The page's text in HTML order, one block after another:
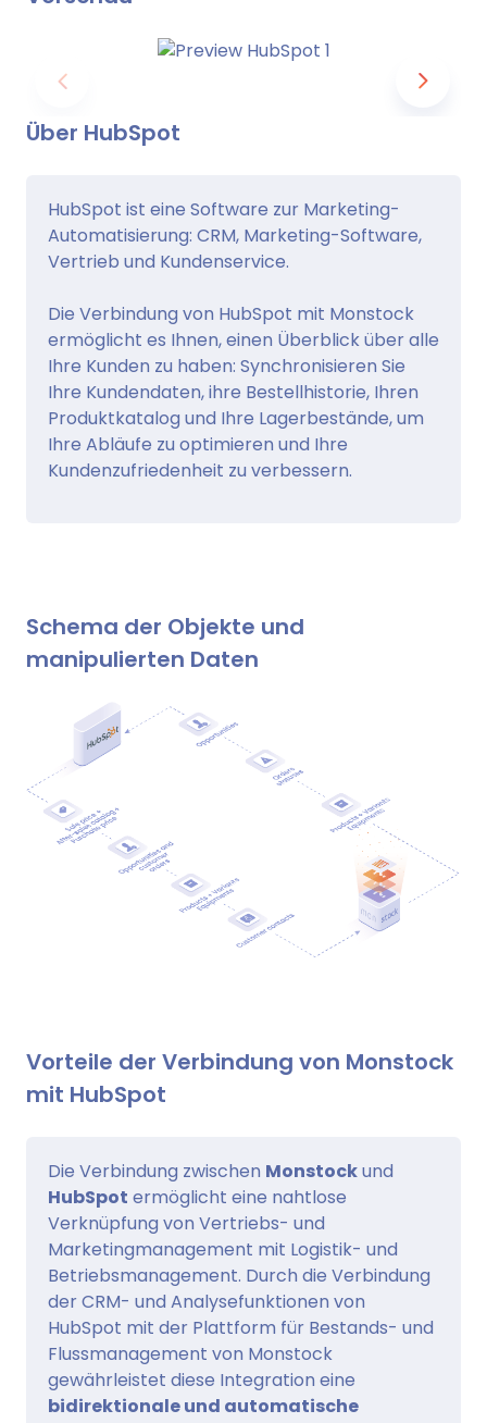
Über HubSpot
HubSpot ist eine Software zur Marketing-
Automatisierung: CRM, Marketing-Software,
Vertrieb und Kundenservice.
Die Verbindung von HubSpot mit Monstock
ermöglicht es Ihnen, einen Überblick über alle
Ihre Kunden zu haben: Synchronisieren Sie
Ihre Kundendaten, ihre Bestellhistorie, Ihren
Produktkatalog und Ihre Lagerbestände, um
Ihre Abläufe zu optimieren und Ihre
Kundenzufriedenheit zu verbessern.
Schema der Objekte und
manipulierten Daten
Vorteile der Verbindung von Monstock
mit HubSpot
Die Verbindung zwischen Monstockund
HubSpot ermöglicht eine nahtlose
Verknüpfung von Vertriebs- und
Marketingmanagement mit Logistik- und
Betriebsmanagement. Durch die Verbindung
der CRM- und Analysefunktionen von
HubSpot mit der Plattform für Bestands- und
Flussmanagement von Monstock
gewährleistet diese Integration eine
bidirektionale und automatische